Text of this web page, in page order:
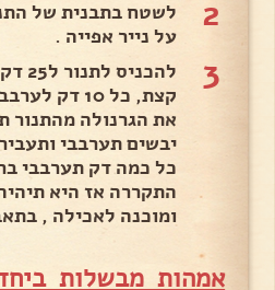
2
לשטח בתבנית של
על נייר אפייה .
3
קצת, כל 10
את הגרנולה מהתנור
יבשים תערבבי
כל כמה דק תערבבי
התקררה אז היא
ומוכנה לאכילה ,
אמהות מבשלות